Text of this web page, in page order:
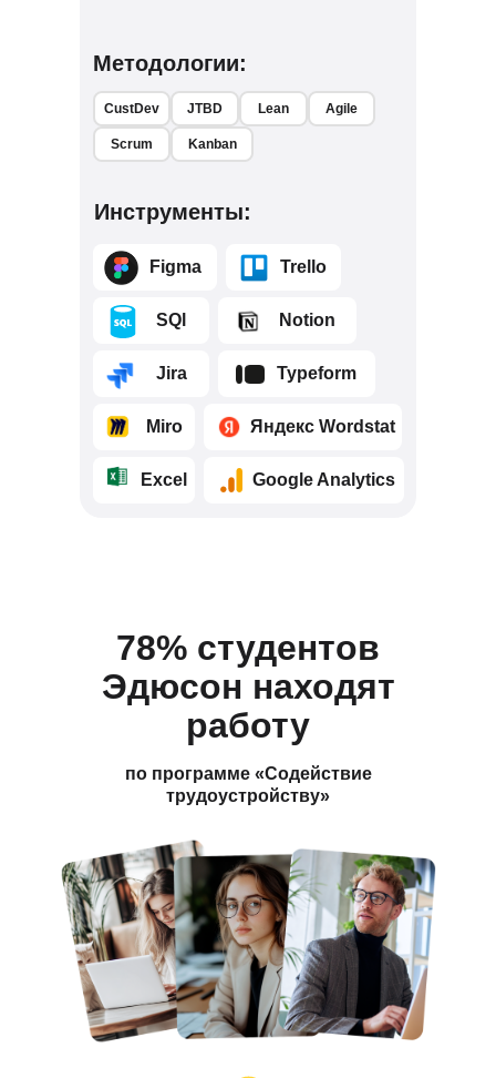
Инструменты:
⠀⠀⠀Typeform
⠀⠀⠀Google Analytics
⠀⠀⠀Excel
⠀⠀⠀Miro
⠀⠀⠀Jira
⠀⠀⠀Trello
⠀⠀⠀Figma
⠀⠀⠀SQl ⠀⠀⠀Notion
⠀⠀⠀Яндекс Wordstat
CustDev JTBD Lean Agile
Scrum Kanban
Методологии:
78% студентов
Эдюсон находят
работу
по программе «Содействие
трудоустройству»